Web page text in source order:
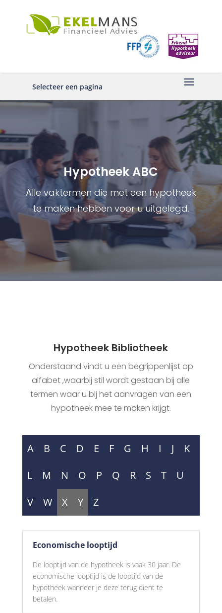
Selecteer een pagina
Hypotheek ABC
Alle vaktermen die met een hypotheek
te maken hebben voor u uitgelegd.
Hypotheek Bibliotheek
Onderstaand vindt u een begrippenlijst op
alfabet ,waarbij stil wordt gestaan bij alle
termen waar u bij het aanvragen van een
hypotheek mee te maken krijgt.
A B C D E F G H I J
K
L
M N O P Q R S T
U
V
W X Y Z
Economische looptijd
De looptijd van de hypotheek is vaak 30 jaar. De
economische looptijd is de looptijd van de
hypotheek wanneer je deze terug dient te
betalen.